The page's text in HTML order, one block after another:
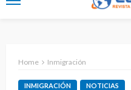
Home Inmigración
INMIGRACIÓN NOTICIAS